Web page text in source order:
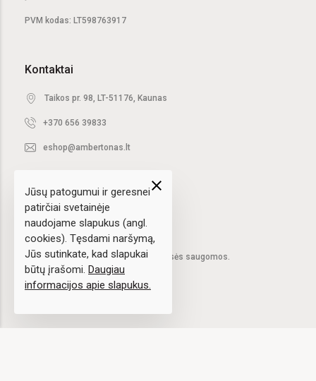
Jūsų patogumui ir geresnei
patirčiai svetainėje
naudojame slapukus (angl.
cookies). Tęsdami naršymą,
Jūs sutinkate, kad slapukai
būtų įrašomi. Daugiau
informacijos apie slapukus.
close
PVM kodas: LT598763917
Kontaktai
Taikos pr. 98, LT-51176, Kaunas
+370 656 39833
eshop@ambertonas.lt
2020 © UAB "Ambertonas". Visos teisės saugomos.